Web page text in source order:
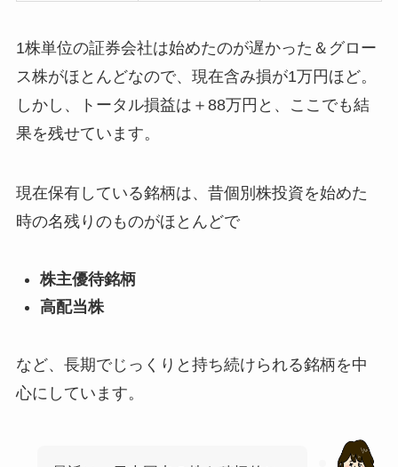
1株単位の証券会社は始めたのが遅かった＆グロー
ス株がほとんどなので、現在含み損が1万円ほど。
しかし、トータル損益は＋88万円と、ここでも結
果を残せています。
現在保有している銘柄は、昔個別株投資を始めた
時の名残りのものがほとんどで
株主優待銘柄
高配当株
など、長期でじっくりと持ち続けられる銘柄を中
心にしています。